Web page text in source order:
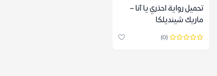
تحميل رواية احذري يا آنا –
ماريك شينديلكا
(0)